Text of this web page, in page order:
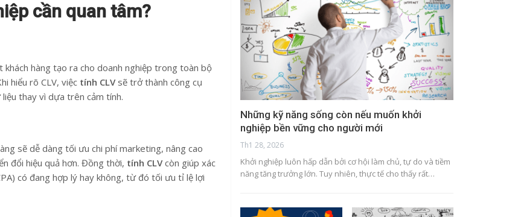
cần quan tâm?
hàng tạo ra cho doanh nghiệp trong toàn bộ
hiểu rõ CLV, việc tính CLVsẽ trở thành công cụ
thay vì dựa trên cảm tính.
sẽ dễ dàng tối ưu chi phí marketing, nâng cao
đổi hiệu quả hơn. Đồng thời, tính CLVcòn giúp xác
có đang hợp lý hay không, từ đó tối ưu tỉ lệ lợi
Những kỹ năng sống còn nếu muốn khởi
nghiệp bền vững cho người mới
Th1 28, 2026
Khởi nghiệp luôn hấp dẫn bởi cơ hội làm chủ, tự do và tiềm
năng tăng trưởng lớn. Tuy nhiên, thực tế cho thấy rất…